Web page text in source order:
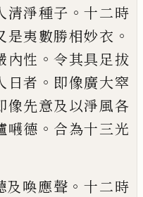
清淨種子 。十二時
是夷數勝相妙衣 。
內性 。令其具足拔
日者 。 即像廣大窣
像先意及以淨風各
𭌶德 。 合為十三光
及喚應聲 。十二時